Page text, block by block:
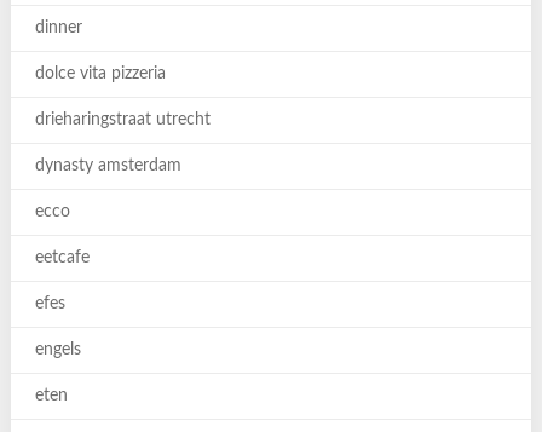
dinner
dolce vita pizzeria
drieharingstraat utrecht
dynasty amsterdam
ecco
eetcafe
efes
engels
eten